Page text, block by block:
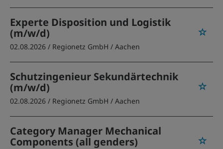
Experte Disposition und Logistik
(m/w/d)
02.08.2026 / Regionetz GmbH / Aachen
Schutzingenieur Sekundärtechnik
(m/w/d)
02.08.2026 / Regionetz GmbH / Aachen
Category Manager Mechanical
Components (all genders)